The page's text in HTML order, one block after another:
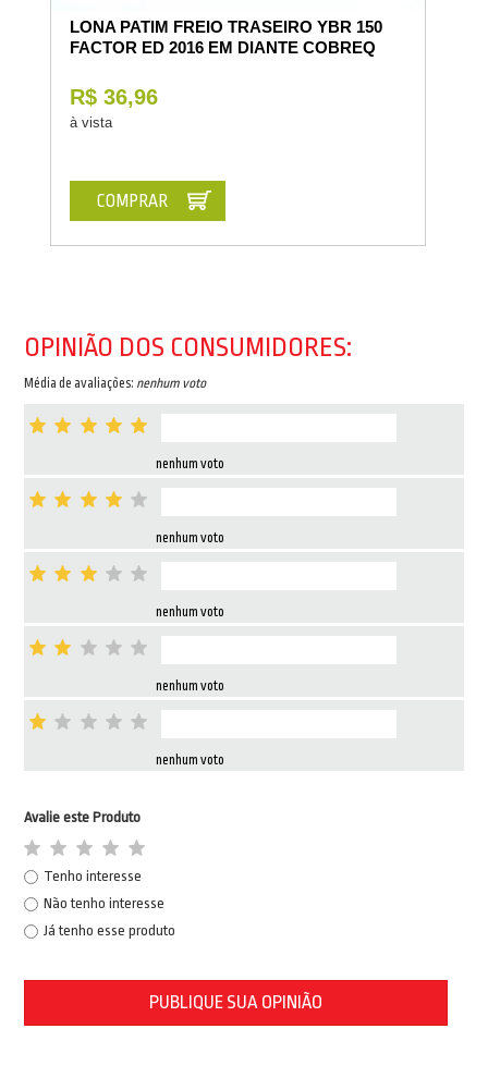
LONA PATIM FREIO TRASEIRO YBR 150
FACTOR ED 2016 EM DIANTE COBREQ
R$ 36,96
à vista
COMPRAR
OPINIÃO DOS CONSUMIDORES:
Média de avaliações: nenhum voto
nenhum voto
nenhum voto
nenhum voto
nenhum voto
nenhum voto
Avalie este Produto
Tenho interesse
Não tenho interesse
Já tenho esse produto
PUBLIQUE SUA OPINIÃO